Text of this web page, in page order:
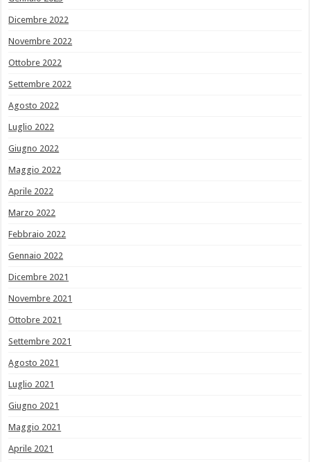
Dicembre 2022
Novembre 2022
Ottobre 2022
Settembre 2022
Agosto 2022
Luglio 2022
Giugno 2022
Maggio 2022
Aprile 2022
Marzo 2022
Febbraio 2022
Gennaio 2022
Dicembre 2021
Novembre 2021
Ottobre 2021
Settembre 2021
Agosto 2021
Luglio 2021
Giugno 2021
Maggio 2021
Aprile 2021